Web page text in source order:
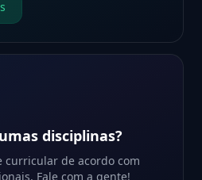
disciplinas?
curricular de acordo com
Fale com a gente!